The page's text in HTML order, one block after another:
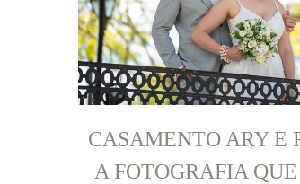
CASAMENTO ARY E
A FOTOGRAFIA